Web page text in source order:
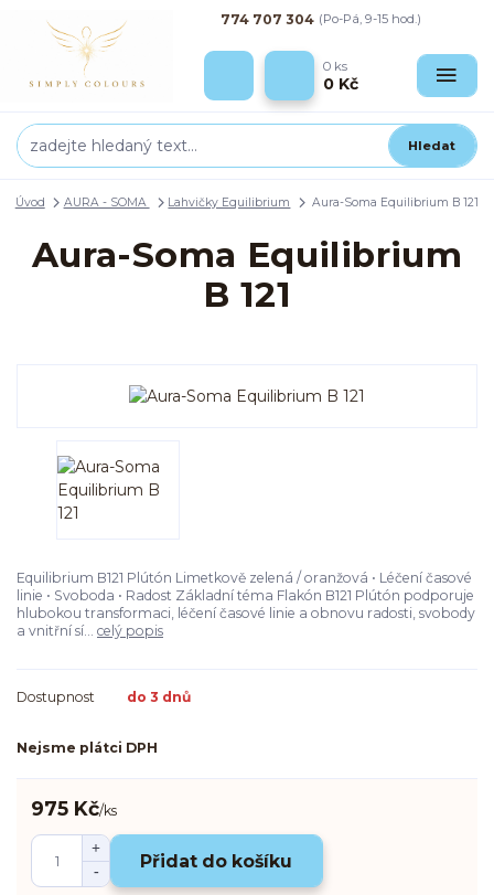
Hledat
774 707 304 (Po-Pá, 9-15 hod.)
0 ks
0 Kč
Úvod AURA - SOMA Lahvičky Equilibrium Aura-Soma Equilibrium B 121
Aura-Soma Equilibrium
B 121
Equilibrium B121 Plútón Limetkově zelená / oranžová • Léčení časové
linie • Svoboda • Radost Základní téma Flakón B121 Plútón podporuje
hlubokou transformaci, léčení časové linie a obnovu radosti, svobody
a vnitřní sí... celý popis
Dostupnost do 3 dnů
Nejsme plátci DPH
975 Kč/ks
Přidat do košíku